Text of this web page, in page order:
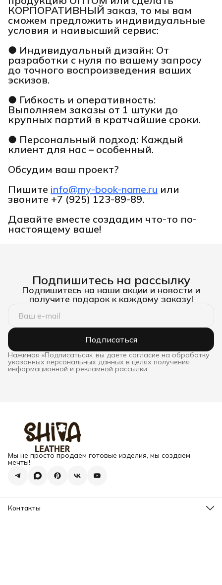
КОРПОРАТИВНЫЙ заказ, то мы вам
сможем предложить индивидуальные
условия и наивысший сервис:
● Индивидуальный дизайн: От
разработки с нуля по вашему запросу
до точного воспроизведения ваших
эскизов.
● Гибкость и оперативность:
Выполняем заказы от 1 штуки до
крупных партий в кратчайшие сроки.
● Персональный подход: Каждый
клиент для нас – особенный.
Обсудим ваш проект?
Пишите info@my-book-name.ru или
звоните +7 (925) 123-89-89.
Давайте вместе создадим что-то по-
настоящему ваше!
Подпишитесь на рассылку
Подпишитесь на наши акции и новости и
получите подарок к каждому заказу!
Подписаться
Нажимая «Подписаться», вы даете согласие на обработку
указанных персональных данных в целях получения
информационной и рекламной рассылки
Мы не просто продаем готовые изделия, мы создаем
мечты!
Контакты